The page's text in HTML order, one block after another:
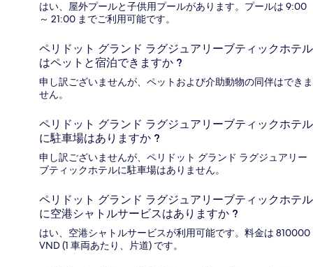
はい、屋外プールと子供用プールがあります。プールは 9:00
～ 21:00 までご利用可能です。
ペリドット グランド ラグジュアリーブティックホテル
はペットと宿泊できますか ?
申し訳ございませんが、ペットおよび介助動物の同伴はできま
せん。
ペリドット グランド ラグジュアリーブティックホテル
に駐車場はありますか ?
申し訳ございませんが、ペリドット グランド ラグジュアリー
ブティックホテルに駐車場はありません。
ペリドット グランド ラグジュアリーブティックホテル
に空港シャトルサービスはありますか ?
はい、空港シャトルサービスが利用可能です。料金は 810000
VND (1 車両あたり、片道) です。